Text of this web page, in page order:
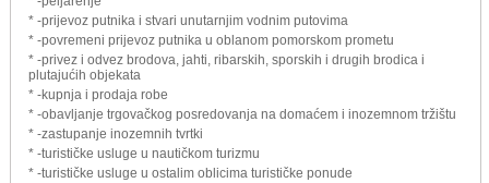
* -prijevoz putnika i stvari unutarnjim vodnim putovima
* -povremeni prijevoz putnika u oblanom pomorskom prometu
* -privez i odvez brodova, jahti, ribarskih, sporskih i drugih brodica i
plutajućih objekata
* -kupnja i prodaja robe
* -obavljanje trgovačkog posredovanja na domaćem i inozemnom tržištu
* -zastupanje inozemnih tvrtki
* -turističke usluge u nautičkom turizmu
* -turističke usluge u ostalim oblicima turističke ponude